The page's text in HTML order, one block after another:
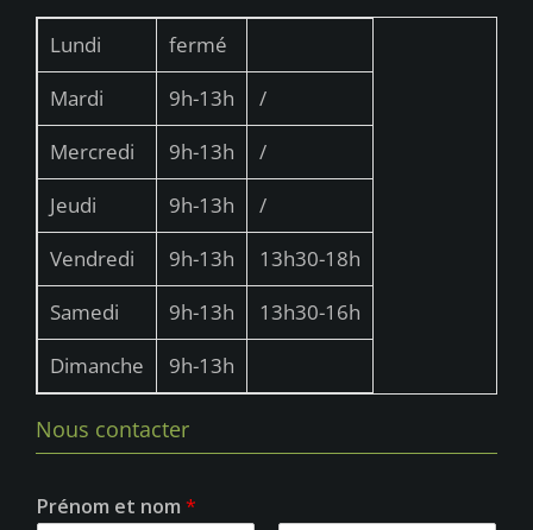
Lundi
fermé
Mardi
9h-13h
/
Mercredi
9h-13h
/
Jeudi
9h-13h
/
Vendredi
9h-13h
13h30-18h
Samedi
9h-13h
13h30-16h
Dimanche
9h-13h
Nous contacter
Prénom et nom *